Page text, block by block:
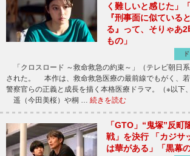
く難しいと感じた」
『刑事面に似ている
る』って、そりゃあ
もの」
「クロスロード ～救命救急の約束～」（テレビ朝日
された。 本作は、救命救急医療の最前線でもがく、若
警察官らの正義と成長を描く本格医療ドラマ。（※以下
遥（今田美桜）や桐 … 続きを読む
「GTO」“鬼塚”反
戦」を決行 「カジサ
は華がある」「黒幕